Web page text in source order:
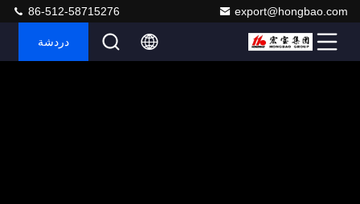
export@hongbao.com
86-512-58715276
دردشة